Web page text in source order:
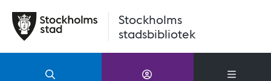
Stockholms
stadsbibliotek